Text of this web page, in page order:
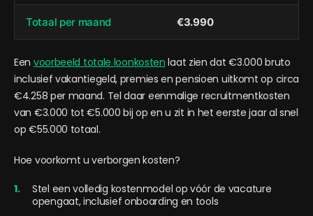
Totaal per maand €3.990
Een voorbeeld totale loonkosten laat zien dat €3.000 bruto
inclusief vakantiegeld, premies en pensioen uitkomt op circa
€4.258 per maand. Tel daar eenmalige recruitmentkosten
van €3.000 tot €5.000 bij op en u zit in het eerste jaar al snel
op €55.000 totaal.
Hoe voorkomt u verborgen kosten?
Stel een volledig kostenmodel op vóór de vacature
opengaat, inclusief onboarding en tools